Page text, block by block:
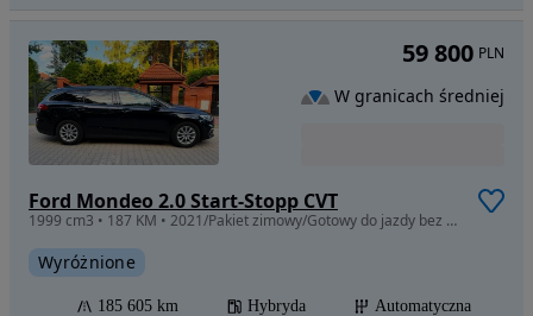
Ford Mondeo 2.0 Start-Stopp CVT
1999 cm3 • 187 KM • 2021/Pakiet zimowy/Gotowy do jazdy bez wkładu/Rej Pl/Tanio/ Zapraszam.
Wyróżnione
185 605 km Hybryda
Automatyczna
59 800 PLN
W granicach średniej